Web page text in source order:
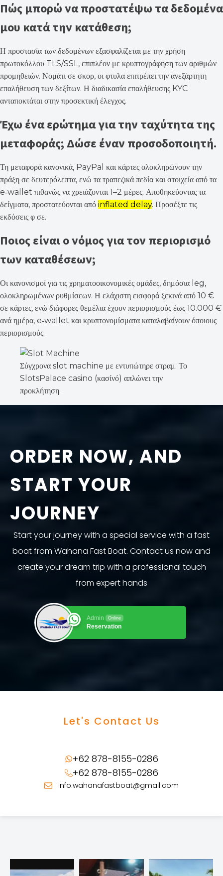
Πώς μπορώ να προστατέψω τα δεδομένα
μου κατά την κατάθεση;
Η προστασία των δεδομένων εξασφαλίζεται με την χρήση
πρωτοκόλλου TLS/SSL, επιπλέον με κρυπτογράφηση των αριθμών
προμηθειών. Νομάτι σε σκορ, οι φτυλα επιτρέπει την ανεξάρτητη
επαλήθευση των δεξίτων. Η διαδικασία επαλήθευσης KYC
ανταποκτάται στην προσεκτική έλεγχος.
Έχω ένα ερώτημα για την ταχύτητα της
μεταφοράς; Δώσε έναν προσοδοποιητή.
Τη μεταφορά κανονικά, PayPal και κάρτες ολοκληρώνουν την
πράξη σε δευτερόλεπτα, ενώ τα τραπεζικά πεδία και στοιχεία από τα
e‑wallet πιθανώς να χρειάζονται 1–2 μέρες. Αποθηκεύοντας τα
δείγματα, προστατεύονται από inflated delay. Προσέξτε τις
εκδόσεις φ σε.
Ποιος είναι ο νόμος για τον περιορισμό
των καταθέσεων;
Οι κανονισμοί για τις χρηματοοικονομικές ομάδες, δημόσια leg,
ολοκληρωμένων ρυθμίσεων. Η ελάχιστη εισφορά ξεκινά από 10 €
σε κάρτες, ενώ διάφορες θεμέλια έχουν περιορισμούς έως 10.000 €
ανά ημέρα, e‑wallet και κρυπτονομίσματα καταλαβαίνουν όποιους
περιορισμούς.
Σύγχρονα slot machine με εντυπώτηρε στραμ. Το
SlotsPalace casino (κασίνό) απλώνει την
προκλήτηση.
ORDER NOW, AND
START YOUR
JOURNEY
Start your journey with a special service with a fast
boat from Wahana Fast Boat. Contact us now and
create your dream trip with a professional touch
from expert hands
Admin Online
Reservation
Let's Contact Us
+62 878-8155-0286
+62 878-8155-0286
info.wahanafastboat@gmail.com